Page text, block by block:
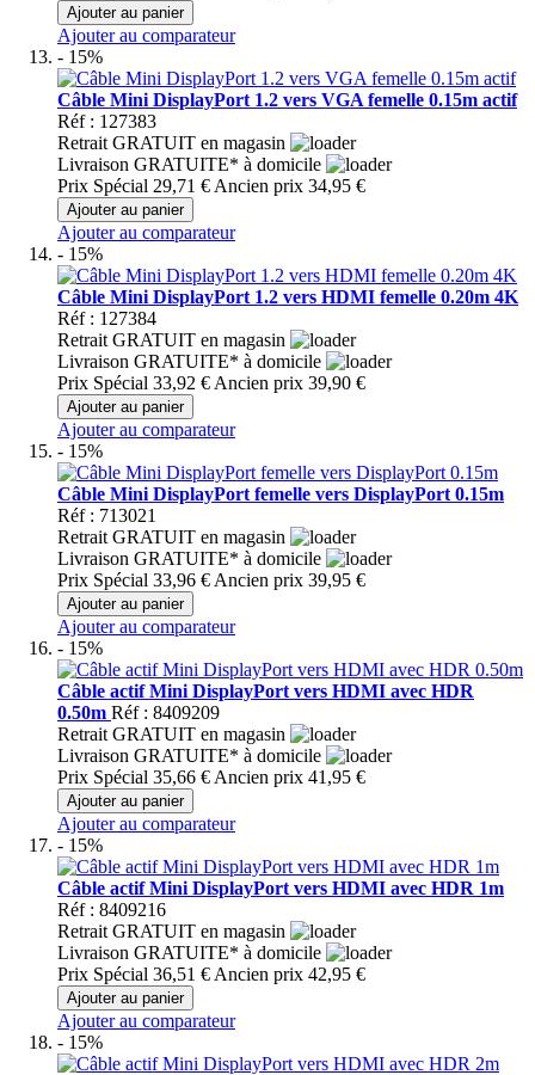
Ajouter au panier
Ajouter au comparateur
- 15%
Câble Mini DisplayPort 1.2 vers VGA femelle 0.15m actif
Réf : 127383
Retrait GRATUIT en magasin
Livraison GRATUITE* à domicile
Prix Spécial 29,71 € Ancien prix 34,95 €
Ajouter au panier
Ajouter au comparateur
- 15%
Câble Mini DisplayPort 1.2 vers HDMI femelle 0.20m 4K
Réf : 127384
Retrait GRATUIT en magasin
Livraison GRATUITE* à domicile
Prix Spécial 33,92 € Ancien prix 39,90 €
Ajouter au panier
Ajouter au comparateur
- 15%
Câble Mini DisplayPort femelle vers DisplayPort 0.15m
Réf : 713021
Retrait GRATUIT en magasin
Livraison GRATUITE* à domicile
Prix Spécial 33,96 € Ancien prix 39,95 €
Ajouter au panier
Ajouter au comparateur
- 15%
Câble actif Mini DisplayPort vers HDMI avec HDR
0.50m Réf : 8409209
Retrait GRATUIT en magasin
Livraison GRATUITE* à domicile
Prix Spécial 35,66 € Ancien prix 41,95 €
Ajouter au panier
Ajouter au comparateur
- 15%
Câble actif Mini DisplayPort vers HDMI avec HDR 1m
Réf : 8409216
Retrait GRATUIT en magasin
Livraison GRATUITE* à domicile
Prix Spécial 36,51 € Ancien prix 42,95 €
Ajouter au panier
Ajouter au comparateur
- 15%